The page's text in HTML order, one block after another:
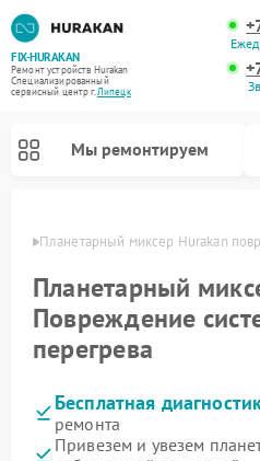
FIX-HURAKAN
Ремонт устройств Hurakan
Специализированный
cервисный центр г.Липецк
Мы ремонтируем
Планетарный миксер Hurakan
Планетарный
Повреждение
перегрева
Бесплатная
ремонта
Привезем и увезем